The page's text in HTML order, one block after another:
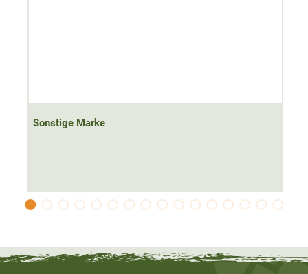
Sonstige Marke